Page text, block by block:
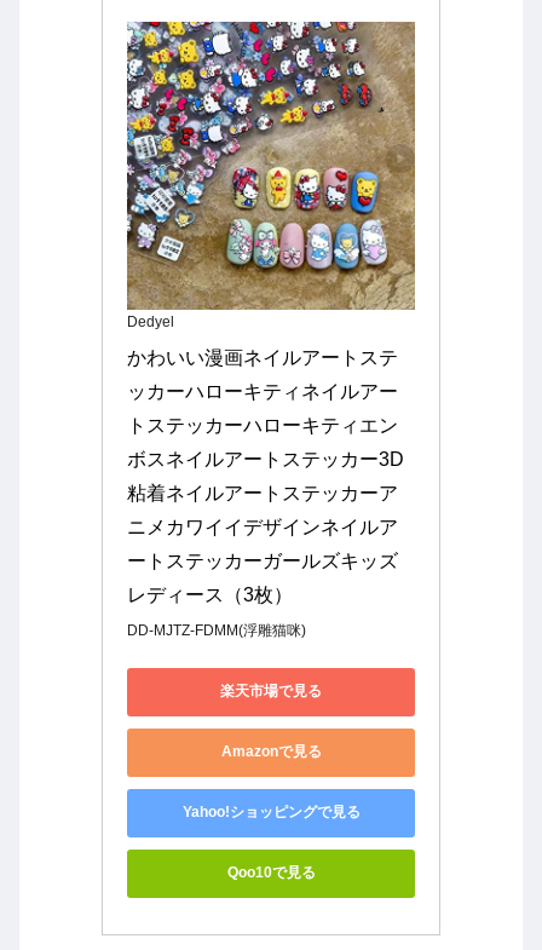
Dedyel
かわいい漫画ネイルアートステ
ッカーハローキティネイルアー
トステッカーハローキティエン
ボスネイルアートステッカー3D
粘着ネイルアートステッカーア
ニメカワイイデザインネイルア
ートステッカーガールズキッズ
レディース（3枚）
DD-MJTZ-FDMM(浮雕猫咪)
楽天市場で見る
Amazonで見る
Yahoo!ショッピングで見る
Qoo10で見る